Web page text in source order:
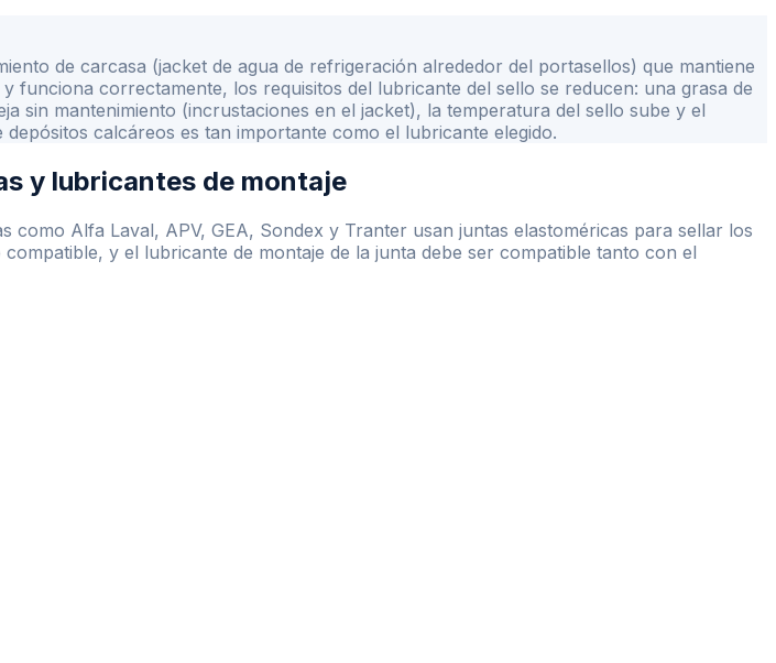
de carcasa (jacket de agua de refrigeración alrededor del portasellos) que mantiene
funciona correctamente, los requisitos del lubricante del sello se reducen: una grasa de
sin mantenimiento (incrustaciones en el jacket), la temperatura del sello sube y el
calcáreos es tan importante como el lubricante elegido.
y lubricantes de montaje
Alfa Laval, APV, GEA, Sondex y Tranter usan juntas elastoméricas para sellar los
y el lubricante de montaje de la junta debe ser compatible tanto con el